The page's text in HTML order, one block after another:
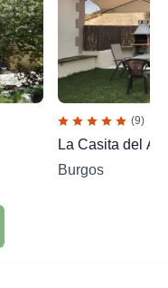
(9)
La Casita del
Burgos